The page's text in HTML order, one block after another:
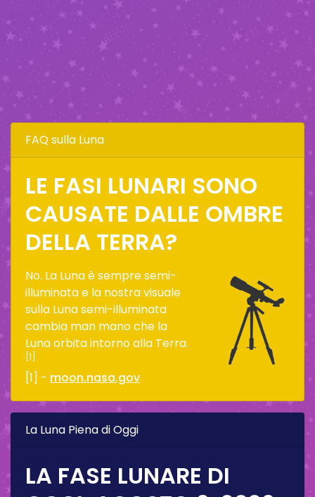
FAQ sulla Luna
LE FASI LUNARI SONO
CAUSATE DALLE OMBRE
DELLA TERRA?
No. La Luna è sempre semi-
illuminata e la nostra visuale
sulla Luna semi-illuminata
cambia man mano che la
Luna orbita intorno alla Terra.
[1]
[1] - moon.nasa.gov
La Luna Piena di Oggi
LA FASE LUNARE DI